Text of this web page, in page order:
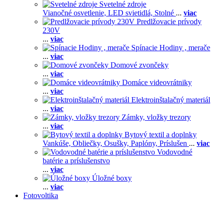
Svetelné zdroje
Vianočné osvetlenie, LED svietidlá, Stolné ... viac
Predlžovacie prívody
230V
... viac
Spínacie Hodiny , merače
... viac
Domové zvončeky
... viac
Domáce videovrátniky
... viac
Elektroinštalačný materiál
... viac
Zámky, vložky trezory
... viac
Bytový textil a doplnky
Vankúše, Obliečky, Osušky, Paplóny, Príslušen ... viac
Vodovodné
batérie a príslušenstvo
... viac
Úložné boxy
... viac
Fotovoltika